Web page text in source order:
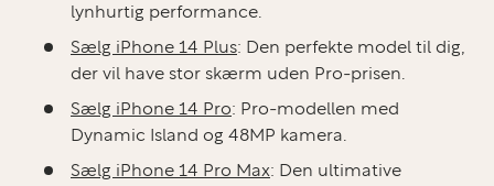
lynhurtig performance.
Sælg iPhone 14 Plus: Den perfekte model til dig,
der vil have stor skærm uden Pro-prisen.
Sælg iPhone 14 Pro: Pro-modellen med
Dynamic Island og 48MP kamera.
Sælg iPhone 14 Pro Max: Den ultimative